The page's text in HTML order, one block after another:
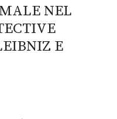
NEL
E